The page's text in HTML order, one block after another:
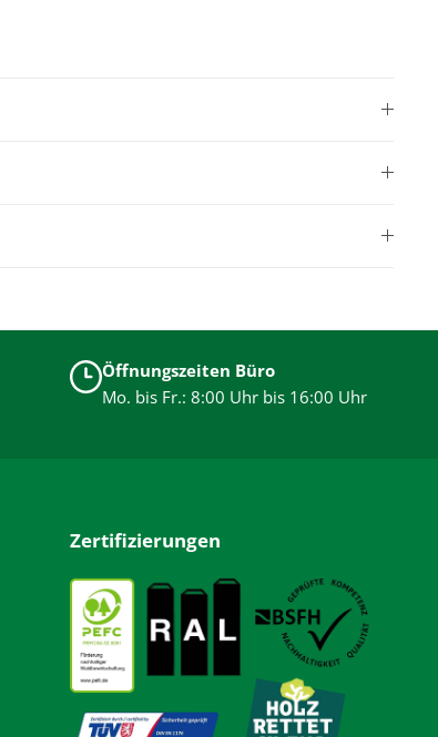
Öffnungszeiten Büro
Mo. bis Fr.: 8:00 Uhr bis 16:00 Uhr
Zertifizierungen